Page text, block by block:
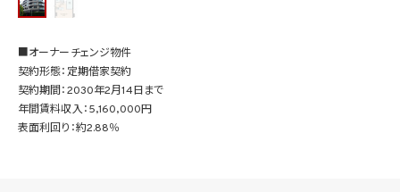
■オーナーチェンジ物件
契約形態：定期借家契約
契約期間：2030年2月14日まで
年間賃料収入：5,160,000円
表面利回り：約2.88％